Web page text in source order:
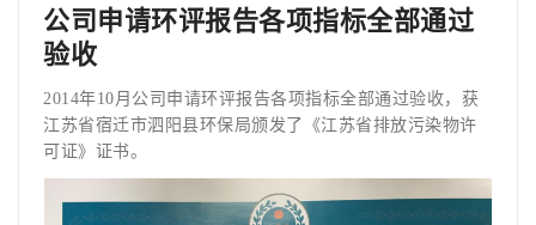
公司申请环评报告各项指标全部通过
验收
2014年10月公司申请环评报告各项指标全部通过验收，获
江苏省宿迁市泗阳县环保局颁发了《江苏省排放污染物许
可证》证书。